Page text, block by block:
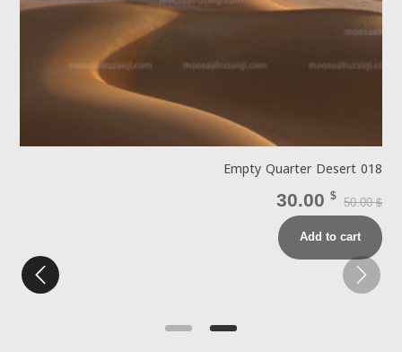
Empty Quarter Desert 018
50.00$
30.00 $
Add to cart